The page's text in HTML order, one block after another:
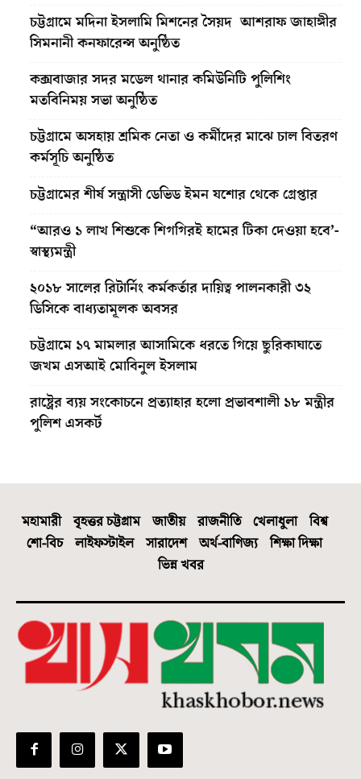
চট্টগ্রামে মদিনা ইসলামি মিশনের সৈয়দ আশরাফ জাহাঙ্গীর
সিমনানী কনফারেন্স অনুষ্ঠিত
কক্সবাজার সদর মডেল থানার কমিউনিটি পুলিশিং
মতবিনিময় সভা অনুষ্ঠিত
চট্টগ্রামে অসহায় শ্রমিক নেতা ও কর্মীদের মাঝে চাল বিতরণ
কর্মসূচি অনুষ্ঠিত
চট্টগ্রামের শীর্ষ সন্ত্রাসী ডেভিড ইমন যশোর থেকে গ্রেপ্তার
“আরও ১ লাখ শিশুকে শিগগিরই হামের টিকা দেওয়া হবে’-
স্বাস্থ্যমন্ত্রী
২০১৮ সালের রিটার্নিং কর্মকর্তার দায়িত্ব পালনকারী ৩২
ডিসিকে বাধ্যতামূলক অবসর
চট্টগ্রামে ১৭ মামলার আসামিকে ধরতে গিয়ে ছুরিকাঘাতে
জখম এসআই মোবিনুল ইসলাম
রাষ্ট্রের ব্যয় সংকোচনে প্রত্যাহার হলো প্রভাবশালী ১৮ মন্ত্রীর
পুলিশ এসকর্ট
মহামারী বৃহত্তর চট্টগ্রাম জাতীয় রাজনীতি খেলাধুলা
বিশ্ব
শো-বিচ
লাইফস্টাইল সারাদেশ অর্থ-বাণিজ্য
শিক্ষা দিক্ষা
ভিন্ন খবর